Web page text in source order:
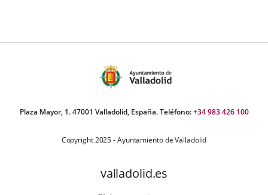
Plaza Mayor, 1. 47001 Valladolid, España. Teléfono:+34 983 426 100
Copyright 2025 - Ayuntamiento de Valladolid
valladolid.es